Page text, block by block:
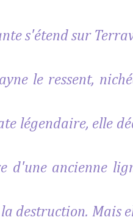
s'étend sur
le ressent,
légendaire, elle
d'une ancienne
destruction. Mais